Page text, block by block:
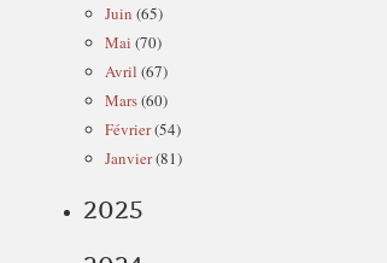
Juin (65)
Mai (70)
Avril (67)
Mars(60)
Février(54)
Janvier(81)
2025